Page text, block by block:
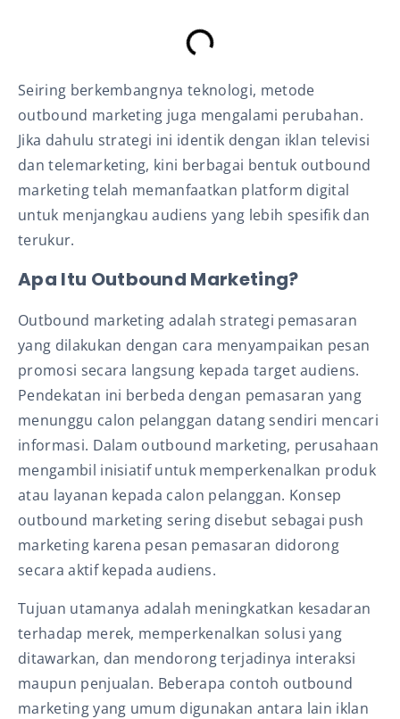
Seiring berkembangnya teknologi, metode
outbound marketing juga mengalami perubahan.
Jika dahulu strategi ini identik dengan iklan televisi
dan telemarketing, kini berbagai bentuk outbound
marketing telah memanfaatkan platform digital
untuk menjangkau audiens yang lebih spesifik dan
terukur.
Apa Itu Outbound Marketing?
Outbound marketing adalah strategi pemasaran
yang dilakukan dengan cara menyampaikan pesan
promosi secara langsung kepada target audiens.
Pendekatan ini berbeda dengan pemasaran yang
menunggu calon pelanggan datang sendiri mencari
informasi. Dalam outbound marketing, perusahaan
mengambil inisiatif untuk memperkenalkan produk
atau layanan kepada calon pelanggan. Konsep
outbound marketing sering disebut sebagai push
marketing karena pesan pemasaran didorong
secara aktif kepada audiens.
Tujuan utamanya adalah meningkatkan kesadaran
terhadap merek, memperkenalkan solusi yang
ditawarkan, dan mendorong terjadinya interaksi
maupun penjualan. Beberapa contoh outbound
marketing yang umum digunakan antara lain iklan